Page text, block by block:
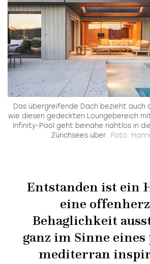
Das übergreifende Dach bezieht auch
wie diesen gedeckten Loungebereich
Infinity-Pool geht beinahe nahtlos in
Zürichsees über.
Foto:
Entstanden ist ein
eine
Behaglichkeit
ganz im Sinne
mediterran